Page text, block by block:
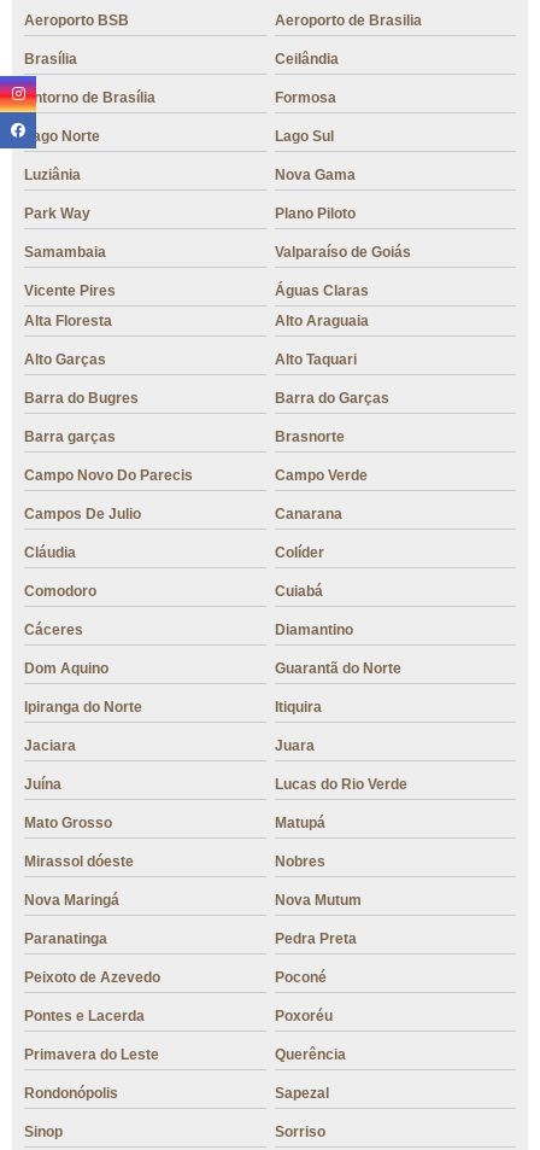
Aeroporto BSB Aeroporto de Brasilia
Brasília Ceilândia
Entorno de Brasília Formosa
Lago Norte Lago Sul
Luziânia Nova Gama
Park Way Plano Piloto
Samambaia Valparaíso de Goiás
Vicente Pires
Águas Claras
Alta Floresta
Alto Araguaia
Alto Garças Alto Taquari
Barra do Bugres Barra do Garças
Barra garças Brasnorte
Campo Novo Do Parecis Campo Verde
Campos De Julio Canarana
Cláudia Colíder
Comodoro Cuiabá
Cáceres Diamantino
Dom Aquino Guarantã do Norte
Ipiranga do Norte Itiquira
Jaciara Juara
Juína Lucas do Rio Verde
Mato Grosso Matupá
Mirassol dóeste Nobres
Nova Maringá Nova Mutum
Paranatinga Pedra Preta
Peixoto de Azevedo Poconé
Pontes e Lacerda Poxoréu
Primavera do Leste Querência
Rondonópolis Sapezal
Sinop Sorriso